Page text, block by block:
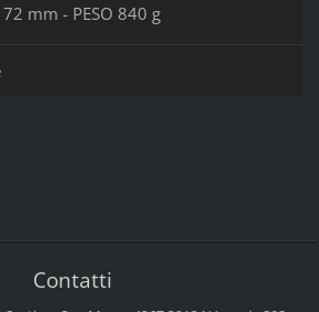
72 mm - PESO 840 g
Contatti